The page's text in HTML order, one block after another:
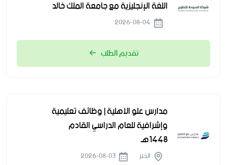
اللغة الإنجليزية مع جامعة الملك خالد
تقديم الطلب
مدارس علو الأهلية | وظائف تعليمية
وإشرافية للعام الدراسي القادم
1448هـ
الخبر